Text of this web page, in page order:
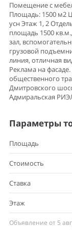
Помещение с
Площадь: 1500 м2
усн Этаж 1, 2
площадь 1500
зал,
грузовой
линия, отличная
Реклама на
общественного
Дмитровского
Адмиральская
Параметры
Площадь
Стоимость
Ставка
Этаж
Объявление от 5